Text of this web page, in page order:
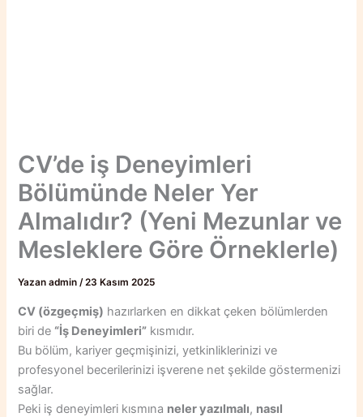
CV’de iş Deneyimleri
Bölümünde Neler Yer
Almalıdır? (Yeni Mezunlar ve
Mesleklere Göre Örneklerle)
Yazan admin/23 Kasım 2025
CV (özgeçmiş) hazırlarken en dikkat çeken bölümlerden
biri de “İş Deneyimleri” kısmıdır.
Bu bölüm, kariyer geçmişinizi, yetkinliklerinizi ve
profesyonel becerilerinizi işverene net şekilde göstermenizi
sağlar.
Peki iş deneyimleri kısmına neler yazılmalı, nasıl